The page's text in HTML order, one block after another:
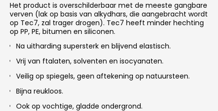
Het product is overschilderbaar met de meeste gangbare
verven (lak op basis van alkydhars, die aangebracht wordt
op Tec7, zal trager drogen). Tec7 heeft minder hechting
op PP, PE, bitumen en siliconen.
Na uitharding supersterk en blijvend elastisch.
Vrij van ftalaten, solventen en isocyanaten.
Veilig op spiegels, geen aftekening op natuursteen.
Bijna reukloos.
Ook op vochtige, gladde ondergrond.